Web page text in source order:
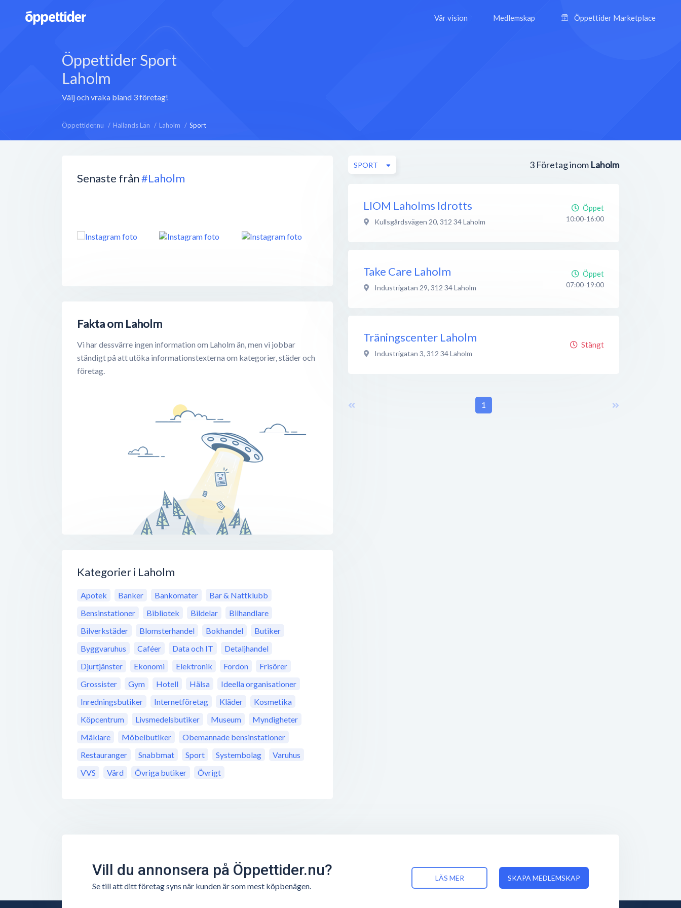
Vår vision Medlemskap Öppettider Marketplace
Öppettider Sport
Laholm
Välj och vraka bland 3 företag!
Öppettider.nu Hallands Län Laholm Sport
Senaste från#Laholm
Fakta om Laholm
Vi har dessvärre ingen information om Laholm än, men vi jobbar
ständigt på att utöka informationstexterna om kategorier, städer och
företag.
Kategorier i Laholm
Apotek Banker Bankomater
Bar & Nattklubb
Bensinstationer
Bibliotek Bildelar
Bilhandlare
Bilverkstäder
Blomsterhandel Bokhandel
Butiker
Byggvaruhus
Caféer Data och IT
Detaljhandel
Djurtjänster
Ekonomi Elektronik Fordon
Frisörer
Grossister
Gym Hotell Hälsa
Ideella organisationer
Inredningsbutiker
Internetföretag Kläder
Kosmetika
Köpcentrum
Livsmedelsbutiker Museum
Myndigheter
Mäklare
Möbelbutiker
Obemannade bensinstationer
Restauranger
Snabbmat Sport Systembolag
Varuhus
VVS
Vård Övriga butiker Övrigt
3 Företag inom Laholm
SPORT
LIOM Laholms Idrotts
Kullsgårdsvägen 20, 312 34Laholm
Öppet
10:00-16:00
Take Care Laholm
Industrigatan 29, 312 34Laholm
Öppet
07:00-19:00
Träningscenter Laholm
Industrigatan 3, 312 34Laholm
Stängt
1
Vill du annonsera på Öppettider.nu?
Se till att ditt företag syns när kunden är som mest köpbenägen.
LÄS MER SKAPA MEDLEMSKAP